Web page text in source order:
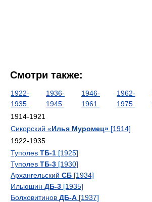
Смотри также:
1922-
1935
1936-
1945
1946-
1961
1962-
1975
1914-1921
Сикорский «Илья Муромец» [1914]
1922-1935
Туполев ТБ-1 [1925]
Туполев ТБ-3 [1930]
Архангельский СБ [1934]
Ильюшин ДБ-3 [1935]
Болховитинов ДБ-А [1937]